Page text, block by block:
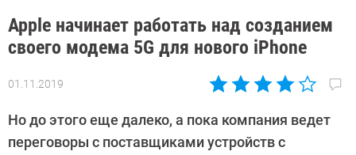
Apple начинает работать над созданием
своего модема 5G для нового iPhone
01.11.2019
Автор:
Киреев
Но до этого еще далеко, а пока компания ведет
переговоры с поставщиками устройств с